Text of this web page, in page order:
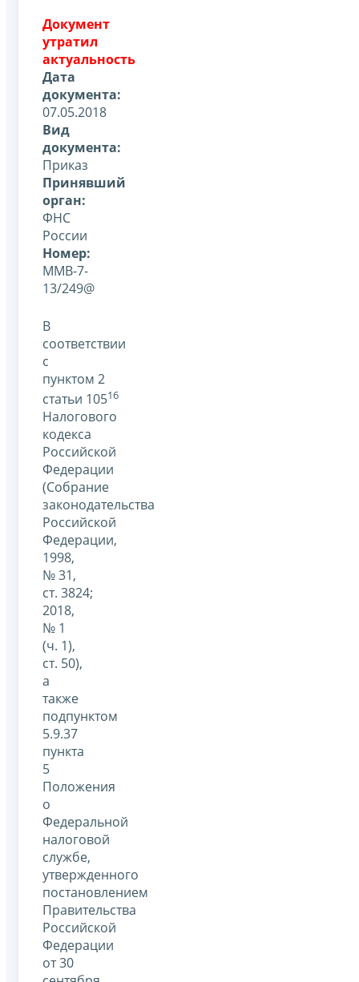
Документ
утратил
актуальность
Дата
документа:
07.05.2018
Вид
документа:
Приказ
Принявший
орган:
ФНС
России
Номер:
ММВ-7-
13/249@
В
соответствии
с
пунктом 2
статьи 10516
Налогового
кодекса
Российской
Федерации
(Собрание
законодательства
Российской
Федерации,
1998,
№ 31,
ст. 3824;
2018,
№ 1
(ч. 1),
ст. 50),
а
также
подпунктом
5.9.37
пункта
5
Положения
о
Федеральной
налоговой
службе,
утвержденного
постановлением
Правительства
Российской
Федерации
от 30